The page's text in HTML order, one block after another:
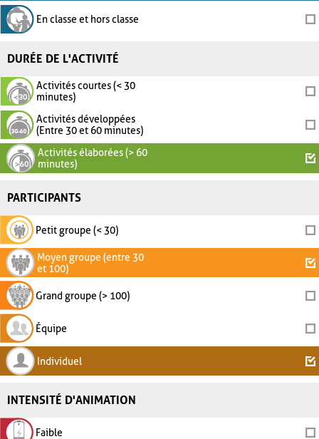
En classe et hors classe
DURÉE DE L'ACTIVITÉ
Activités courtes (< 30
minutes)
Activités développées
(Entre 30 et 60 minutes)
Activités élaborées (> 60
minutes)
PARTICIPANTS
Petit groupe (< 30)
Moyen groupe (entre 30
et 100)
Grand groupe (> 100)
Équipe
Individuel
INTENSITÉ D'ANIMATION
Faible